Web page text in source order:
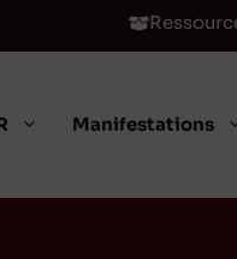
Manifestations